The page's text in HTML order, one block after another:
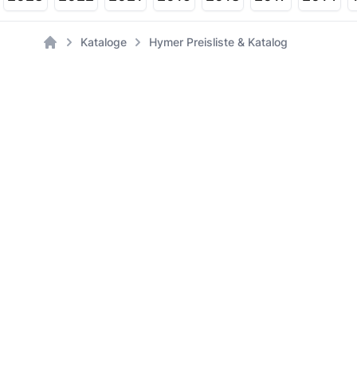
Kataloge Hymer Preisliste & Katalog